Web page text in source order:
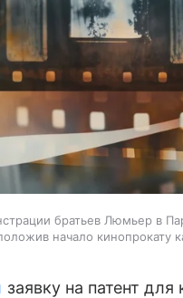
братьев Люмьер в
начало кинопрокату
заявку на патент